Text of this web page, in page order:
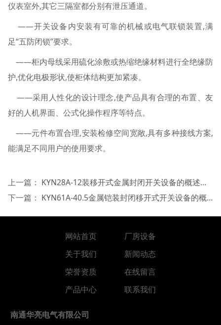
仪表室外,其它三隔室都分别有泄压通道。
——开关设备内安装有可靠的机械或电气联锁装置,满
足“五防闭锁”要求。
——柜内母线采用硫化涂敷或热缩绝缘材料进行全绝缘防
护,优化电极形状,使柜体结构更加紧凑。
——采用人性化的设计理念,使产品具有合理的布置、友
好的人机界面、公式化操作程序等特点。
——元件布置合理,安装检修空间宽敞,具有多种接线方案,
能满足不同用户的使用要求。
上一篇： KYN28A-12装移开式金属封闭开关设备的概述及正常使用条件
下一篇： KYN61A-40.5金属铠装封闭移开式开关设备的概述
网站首页
厂房设备
关于我们
新闻动态
荣誉资质
在线留言
产品中心
联系我们
南通华亮电气有限公司